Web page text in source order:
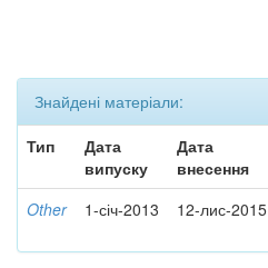
Знайдені матеріали:
Тип
Дата
випуску
Дата
внесення
Other 1-січ-2013 12-лис-2015